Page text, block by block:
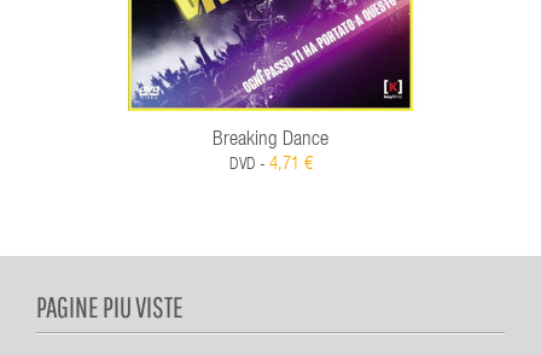
Breaking Dance
DVD - 4,71 €
PAGINE PIU VISTE